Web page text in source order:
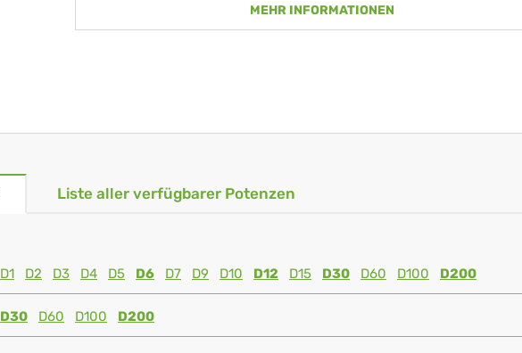
MEHR INFORMATIONEN
Liste aller verfügbarer Potenzen
D1 D2 D3 D4 D5 D6 D7 D9 D10 D12 D15 D30 D60 D100 D200
D30 D60 D100 D200